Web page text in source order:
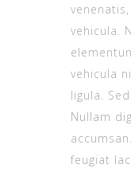
vehicula.
vehicula
ligula.
Nullam
feugiat